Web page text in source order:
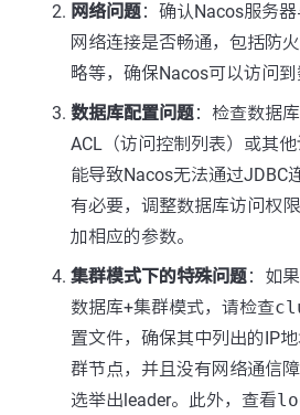
网络问题：确认Nacos服务
网络连接是否畅通，包括防
略等，确保Nacos可以访问到
数据库配置问题：检查数据
ACL（访问控制列表）或其
能导致Nacos无法通过JDBC
有必要，调整数据库访问权
加相应的参数。
集群模式下的特殊问题：如
数据库+集群模式，请检查
置文件，确保其中列出的IP
群节点，并且没有网络通信
选举出leader。此外，查看